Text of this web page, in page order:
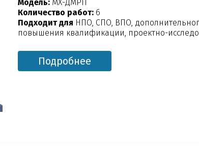
Модель: МХ-ДМРП
Количество работ: 6
Подходит для НПО, СПО, ВПО,
повышения квалификации, проектно-
Подробнее